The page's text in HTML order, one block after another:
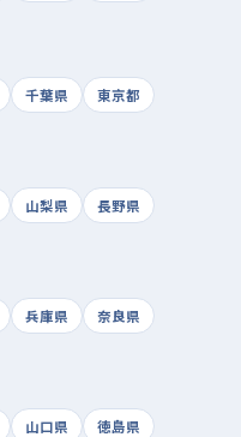
千葉県
東京都
山梨県
長野県
兵庫県
奈良県
山口県
徳島県